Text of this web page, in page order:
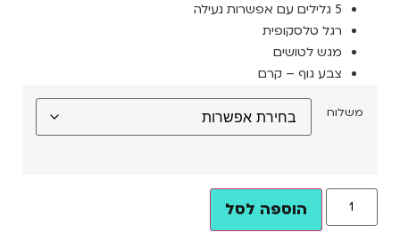
5 גלילים עם אפשרות נעילה
רגל טלסקופית
מגש לטושים
צבע גוף – קרם
משלוח
הוספה לסל